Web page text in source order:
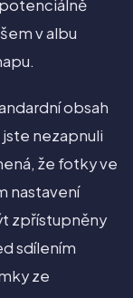
v albu
obsah
nezapnuli
že fotky ve
nastavení
zpřístupněny
sdílením
ze